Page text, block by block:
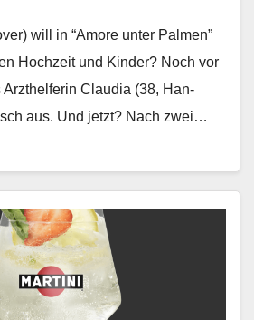
will in “Amore unter Palmen”
Hochzeit und Kinder? Noch vor
Arzthelferin Clau­dia (38, Han­
aus. Und jet­zt? Nach zwei…